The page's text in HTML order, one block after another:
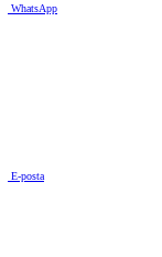
WhatsApp
E-posta